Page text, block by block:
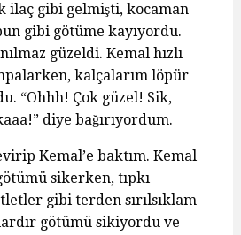
ilaç gibi gelmişti, kocaman
gibi götüme kayıyordu.
güzeldi. Kemal hızlı
kalçalarım löpür
“Ohhh! Çok güzel! Sik,
diye bağırıyordum.
Kemal’e baktım. Kemal
sikerken, tıpkı
gibi terden sırılsıklam
götümü sikiyordu ve